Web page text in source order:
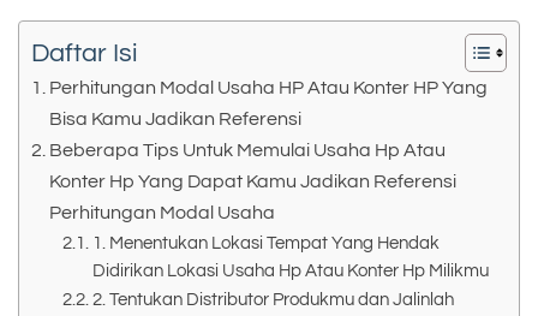
Daftar Isi
Perhitungan Modal Usaha HP Atau Konter HP Yang
Bisa Kamu Jadikan Referensi
Beberapa Tips Untuk Memulai Usaha Hp Atau
Konter Hp Yang Dapat Kamu Jadikan Referensi
Perhitungan Modal Usaha
1. Menentukan Lokasi Tempat Yang Hendak
Didirikan Lokasi Usaha Hp Atau Konter Hp Milikmu
2. Tentukan Distributor Produkmu dan Jalinlah